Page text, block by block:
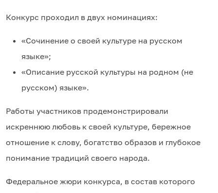
Конкурс проходил в двух номинациях:
«Сочинение о своей культуре на русском
языке»;
«Описание русской культуры на родном (не
русском) языке».
Работы участников продемонстрировали
искреннюю любовь к своей культуре, бережное
отношение к слову, богатство образов и глубокое
понимание традиций своего народа.
Федеральное жюри конкурса, в состав которого